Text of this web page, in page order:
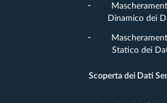
Dinamico dei
Statico dei
Scoperta dei Dati